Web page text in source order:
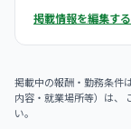
掲載情報を編集す
掲載中の報酬・勤務条件
内容・就業場所等）は、
い。